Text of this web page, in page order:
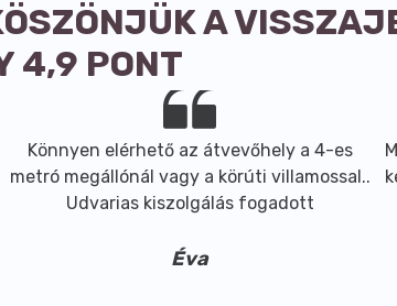
az egészséges életmódot. Az ajánlott napi
A
4,9 PONT
Könnyen elérhető az átvevőhely a 4-es
metró megállónál vagy a körúti villamossal..
Udvarias kiszolgálás fogadott
Éva